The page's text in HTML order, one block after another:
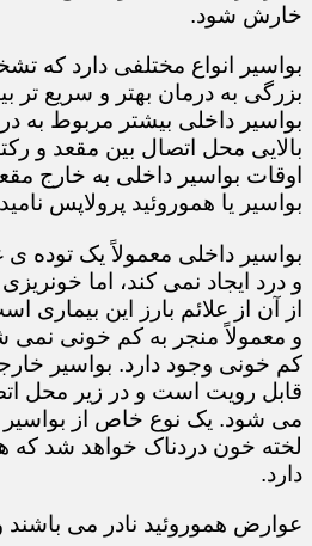
خارش شود.
بواسیر انواع مختلفی دارد که
بزرگی به درمان بهتر و سریع تر
بواسیر داخلی بیشتر مربوط
بالایی محل اتصال بین مقعد و
اوقات بواسیر داخلی به خارج
بواسیر یا هموروئید پرولاپس
بواسیر داخلی معمولاً یک توده
و درد ایجاد نمی کند، اما
از آن از علائم بارز این
و معمولاً منجر به کم خونی نمی
کم خونی وجود دارد. بواسیر
قابل رویت است و در زیر محل
می شود. یک نوع خاص از بواسیر
لخته خون دردناک خواهد شد که
دارد.
عوارض هموروئید نادر می باشند و